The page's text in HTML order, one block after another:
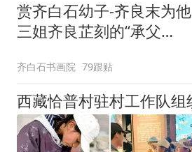
赏齐白石幼子-齐良末为他
三姐齐良芷刻的“承父
长齐良芷弟子汤发周发布
齐白石书画院 79跟贴